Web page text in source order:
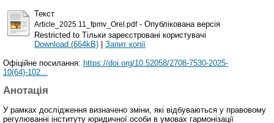
Текст
Article_2025.11_fpmv_Orel.pdf- Опублікована версія
Restricted to Тільки зареєстровані користувачі
Download (664kB) | Запит копії
Офіційне посилання: https://doi.org/10.52058/2708-7530-2025-
10(64)-102...
Анотація
У рамках дослідження визначено зміни, які відбуваються у правовому
регулюванні інституту юридичної особи в умовах гармонізації